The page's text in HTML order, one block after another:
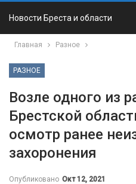
Новости Бреста и области
Главная Разное
РАЗНОЕ
Возле одного из
Брестской
осмотр ранее
захоронения
Опубликовано Окт 12, 2021